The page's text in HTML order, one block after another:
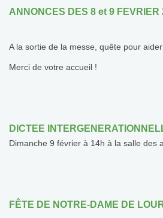
ANNONCES DES 8 et 9 FEVRIER
A la sortie de la messe, quête pour
Merci de votre accueil !
DICTEE
Dimanche 9 février à 14h à la salle des
FÊTE DE NOTRE-DAME DE